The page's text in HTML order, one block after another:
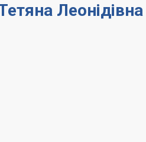
Леонідівна